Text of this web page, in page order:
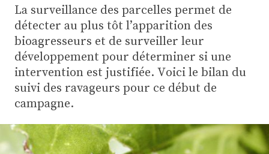
La technique ITB
Pommes de terre
Guides pratiques
Chasse
Plus
La surveillance des parcelles permet de
détecter au plus tôt l’apparition des
bioagresseurs et de surveiller leur
développement pour déterminer si une
intervention est justifiée. Voici le bilan du
suivi des ravageurs pour ce début de
campagne.